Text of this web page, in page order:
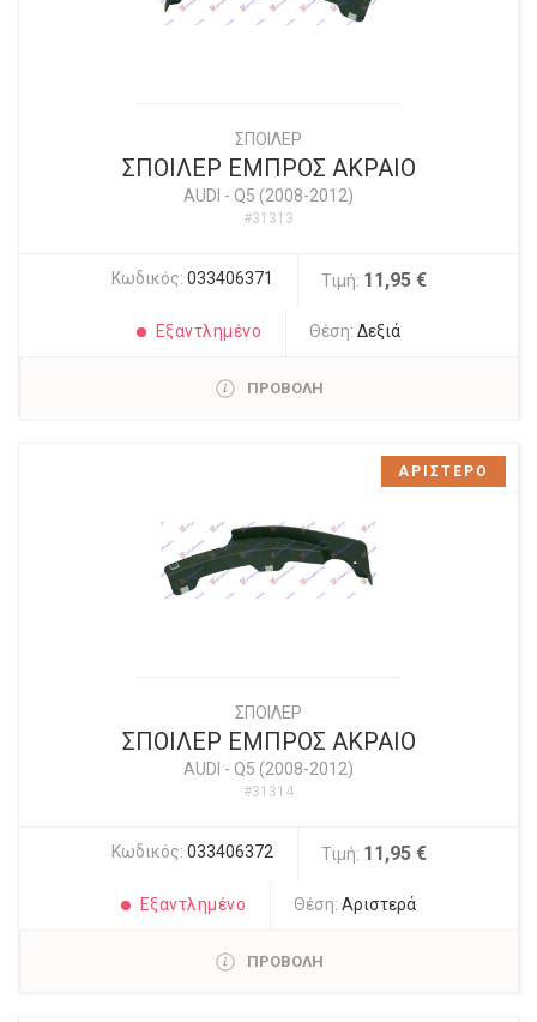
ΣΠΟΙΛΕΡ
ΣΠΟΙΛΕΡ ΕΜΠΡΟΣ ΑΚΡΑΙΟ
AUDI - Q5 (2008-2012)
#31313
Κωδικός: 033406371 Τιμή: 11,95 €
Εξαντλημένο Θέση:Δεξιά
ΠΡΟΒΟΛΗ
ΣΠΟΙΛΕΡ
ΣΠΟΙΛΕΡ ΕΜΠΡΟΣ ΑΚΡΑΙΟ
AUDI - Q5 (2008-2012)
#31314
Κωδικός: 033406372 Τιμή: 11,95 €
Εξαντλημένο Θέση:Αριστερά
ΠΡΟΒΟΛΗ
ΑΡΙΣΤΕΡΟ